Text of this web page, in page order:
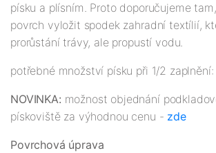
písku a plísním. Proto doporučujeme
povrch vyložit spodek zahradní textílií,
prorůstání trávy, ale propustí vodu.
potřebné množství písku při 1/2
NOVINKA: možnost objednání
pískoviště za výhodnou cenu - zde
Povrchová úprava